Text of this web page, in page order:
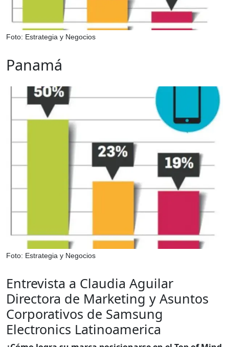
Foto: Estrategia y Negocios
Panamá
Foto: Estrategia y Negocios
Entrevista a Claudia Aguilar
Directora de Marketing y Asuntos
Corporativos de Samsung
Electronics Latinoamerica